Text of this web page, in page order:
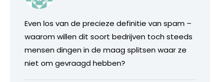
Even los van de precieze definitie van spam –
waarom willen dit soort bedrijven toch steeds
mensen dingen in de maag splitsen waar ze
niet om gevraagd hebben?